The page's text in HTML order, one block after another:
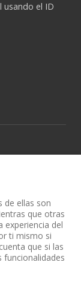
el ID
de ellas son
que otras
experiencia del
ti mismo si
que si las
funcionalidades